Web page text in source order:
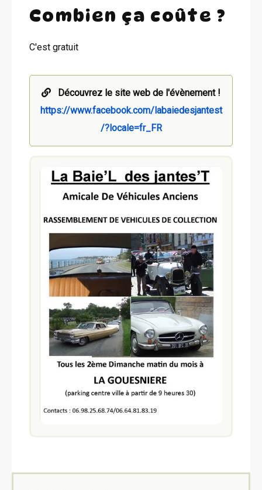
Combien ça coûte ?
C'est gratuit
Découvrez le site web de l'évènement !
https://www.facebook.com/labaiedesjantest
/?locale=fr_FR